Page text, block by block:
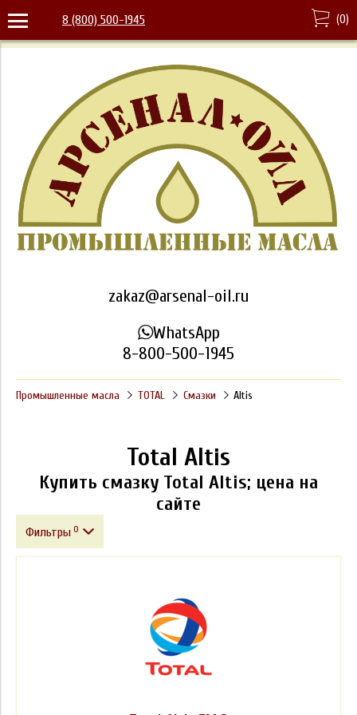
8 (800) 500-1945 (0)
zakaz@arsenal-oil.ru
WhatsApp
8-800-500-1945
Промышленные масла TOTAL Смазки Altis
Total Altis
Купить смазку Total Altis; цена на
сайте
Фильтры 0